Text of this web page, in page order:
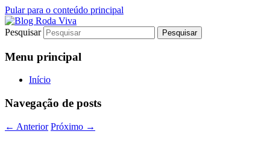
Pular para o conteúdo principal
Blog Roda Viva
Jornalismo sério comprometido com a
verdade
Pesquisar
Menu principal
Início
Navegação de posts
← Anterior Próximo →